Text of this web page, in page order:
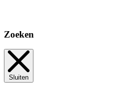
Zoeken
Sluiten